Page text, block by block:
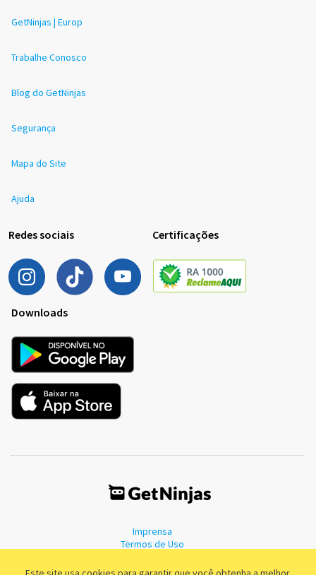
GetNinjas | Europ
Trabalhe Conosco
Blog do GetNinjas
Segurança
Mapa do Site
Ajuda
Redes sociais Certificações
Downloads
Imprensa
Termos de Uso